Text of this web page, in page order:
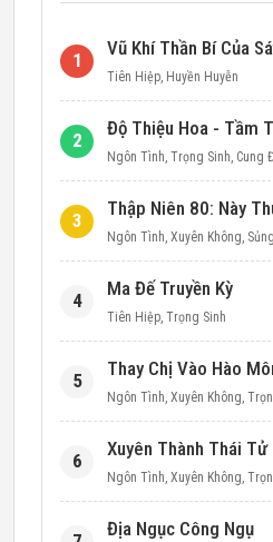
1
Vũ Khí Thần Bí Của
Tiên Hiệp, Huyền Huyễn
2
Ngôn Tình, Trọng Sinh, Cung
3
Ngôn Tình, Xuyên Không, Sủng
4
Ma Đế Truyền Kỳ
Tiên Hiệp, Trọng Sinh
5
Ngôn Tình, Xuyên Không,
6
Xuyên Thành Thái
Ngôn Tình, Xuyên Không,
Địa Ngục Công Ngụ